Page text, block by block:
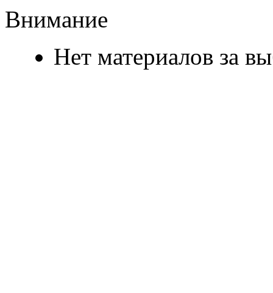
Внимание
Нет материалов за